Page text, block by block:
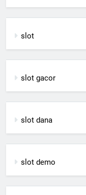
slot
slot gacor
slot dana
slot demo